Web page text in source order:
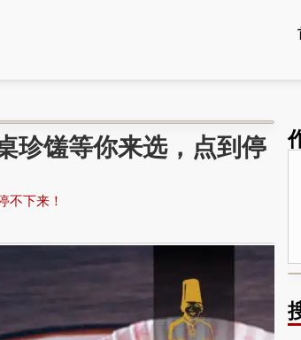
珍馐等你来选，点到停
不下来！